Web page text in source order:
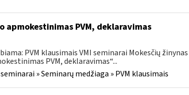
PVM, deklaravimas
PVM klausimais VMI seminarai Mokesčių
PVM, deklaravimas“...
» Seminarų medžiaga » PVM klausimais